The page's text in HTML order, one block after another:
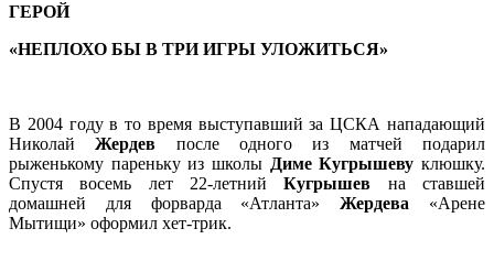
ГЕРОЙ
«НЕПЛОХО БЫ В ТРИ ИГРЫ УЛОЖИТЬСЯ»
В 2004 году в то время выступавший за ЦСКА нападающий
НиколайЖердев после одного из матчей подарил
рыженькому пареньку из школы Диме Кугрышевуклюшку.
Спустя восемь лет 22‑летнийКугрышев на ставшей
домашней для форварда «Атланта»Жердева «Арене
Мытищи» оформил хет-трик.